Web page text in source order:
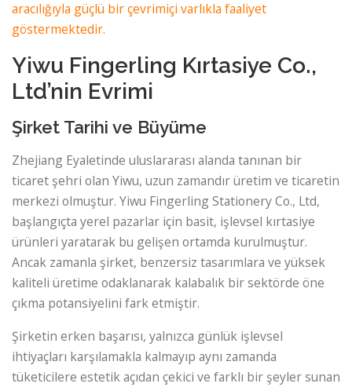
aracılığıyla güçlü bir çevrimiçi varlıkla faaliyet
göstermektedir.
Yiwu Fingerling Kırtasiye Co.,
Ltd’nin Evrimi
Şirket Tarihi ve Büyüme
Zhejiang Eyaletinde uluslararası alanda tanınan bir
ticaret şehri olan Yiwu, uzun zamandır üretim ve ticaretin
merkezi olmuştur. Yiwu Fingerling Stationery Co., Ltd,
başlangıçta yerel pazarlar için basit, işlevsel kırtasiye
ürünleri yaratarak bu gelişen ortamda kurulmuştur.
Ancak zamanla şirket, benzersiz tasarımlara ve yüksek
kaliteli üretime odaklanarak kalabalık bir sektörde öne
çıkma potansiyelini fark etmiştir.
Şirketin erken başarısı, yalnızca günlük işlevsel
ihtiyaçları karşılamakla kalmayıp aynı zamanda
tüketicilere estetik açıdan çekici ve farklı bir şeyler sunan